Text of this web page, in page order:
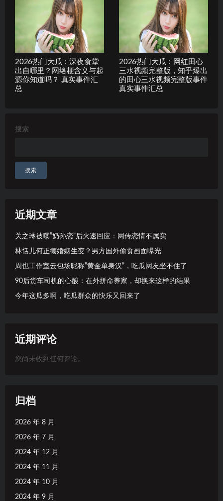
2026热门大瓜：深夜食堂
出自哪里？网络梗含义与起
源你知道吗？ 真实事件汇
总
2026热门大瓜：网红田心
三水视频完整版，知乎爆出
的田心三水视频完整版事件
真实事件汇总
搜索
搜索
近期文章
关之琳被曝”奶孙恋”后火速回应：网传恋情不属实
林恬儿何正德婚姻生变？男方国外偷食画面曝光
周也工作室云包场昵称”黄金单身汉”，吃瓜网友坐不住了
90后货车司机的心酸：在外拼命养家，却换来这样的结果
今年这瓜多啊，吃瓜群众的快乐又回来了
近期评论
您尚未收到任何评论。
归档
2026 年 8 月
2026 年 7 月
2024 年 12 月
2024 年 11 月
2024 年 10 月
2024 年 9 月